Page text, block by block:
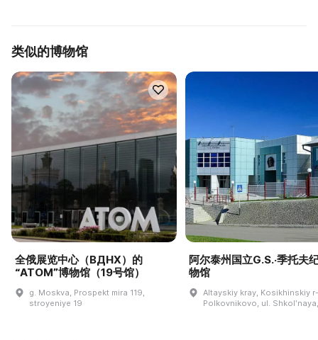
类似的博物馆
全俄展览中心（ВДНХ）的
“ATOM”博物馆（19号馆）
g. Moskva, Prospekt mira 119,
stroyeniye 19
阿尔泰州国立G.S.·季托夫
物馆
Altayskiy kray, Kosikhinskiy
Polkovnikovo, ul.